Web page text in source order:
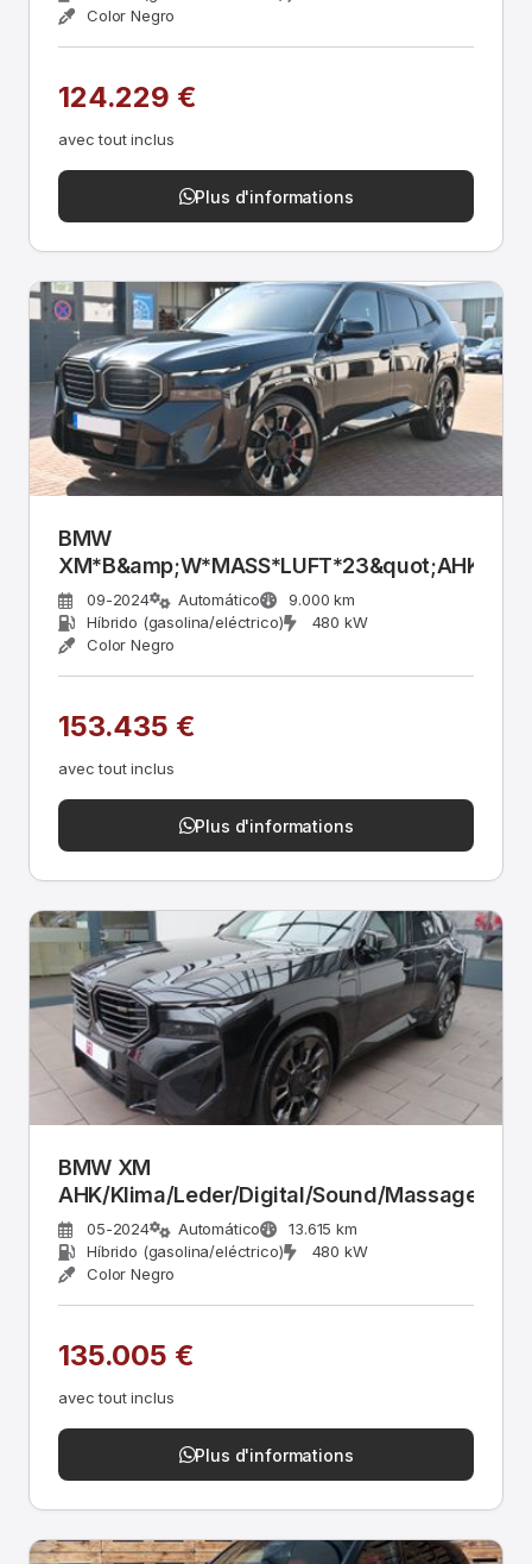
Color Negro
124.229 €
avec tout inclus
Plus d'informations
BMW
09-2024 Automático
9.000 km
Híbrido (gasolina/eléctrico)
480 kW
Color Negro
153.435 €
avec tout inclus
Plus d'informations
BMW XM
AHK/Klima/Leder/Digital/Sound/Massage
05-2024 Automático
13.615 km
Híbrido (gasolina/eléctrico)
480 kW
Color Negro
135.005 €
avec tout inclus
Plus d'informations